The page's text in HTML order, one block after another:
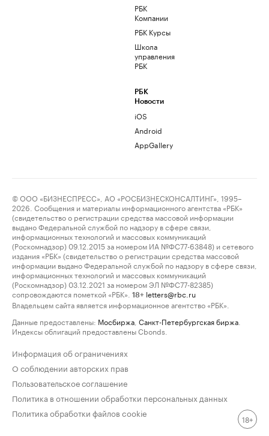
РБК
Компании
РБК Курсы
Школа
управления
РБК
РБК
Новости
iOS
Android
AppGallery
© ООО «БИЗНЕСПРЕСС», АО «РОСБИЗНЕСКОНСАЛТИНГ», 1995–
2026. Сообщения и материалы информационного агентства «РБК»
(свидетельство о регистрации средства массовой информации
выдано Федеральной службой по надзору в сфере связи,
информационных технологий и массовых коммуникаций
(Роскомнадзор) 09.12.2015 за номером ИА №ФС77-63848) и сетевого
издания «РБК» (свидетельство о регистрации средства массовой
информации выдано Федеральной службой по надзору в сфере связи,
информационных технологий и массовых коммуникаций
(Роскомнадзор) 03.12.2021 за номером ЭЛ №ФС77-82385)
сопровождаются пометкой «РБК».
18+ letters@rbc.ru
Владельцем сайта является информационное агентство «РБК».
Данные предоставлены: Мосбиржа Санкт-Петербургская биржа
Индексы облигаций предоставлены Cbonds.
Информация об ограничениях
О соблюдении авторских прав
Пользовательское соглашение
Политика в отношении обработки персональных данных
Политика обработки файлов cookie
18+